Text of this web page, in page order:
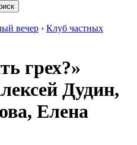
вечер › Клуб частных
грех?»
Дудин,
Елена